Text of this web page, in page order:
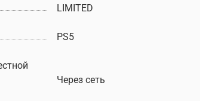
LIMITED
PS5
Через сеть